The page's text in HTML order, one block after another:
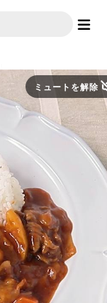
ミュートを解除